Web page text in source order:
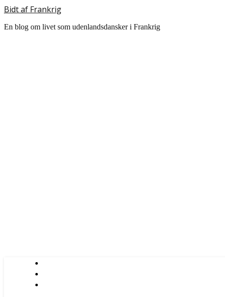
Bidt af Frankrig
En blog om livet som udenlandsdansker i Frankrig